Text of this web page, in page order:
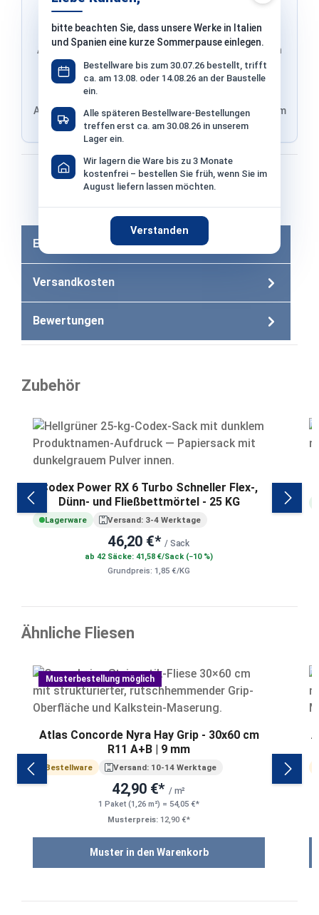
bitte beachten Sie, dass unsere Werke in Italien
und Spanien eine kurze Sommerpause einlegen.
Bestellware bis zum 30.07.26 bestellt, trifft
ca. am 13.08. oder 14.08.26 an der Baustelle
ein.
Alle späteren Bestellware-Bestellungen
treffen erst ca. am 30.08.26 in unserem
Lager ein.
Wir lagern die Ware bis zu 3 Monate
kostenfrei – bestellen Sie früh, wenn Sie im
August liefern lassen möchten.
Verstanden
Adresse & Versand werden von PayPal übernommen
Adresse von Klarna, Versand wird im finalen Schritt im
Shop ausgewählt
Bezahlen mit
Eigenschaften
Versandkosten
Bewertungen
Zubehör
Codex Power RX 6 Turbo Schneller Flex-,
Dünn- und Fließbettmörtel - 25 KG
Lagerware Versand: 3-4 Werktage
46,20 €* / Sack
ab 42 Säcke: 41,58 €/Sack (−10 %)
Grundpreis: 1,85 €/KG
Ähnliche Fliesen
Musterbestellung möglich
Atlas Concorde Nyra Hay Grip - 30x60 cm
R11 A+B | 9 mm
Bestellware Versand: 10-14 Werktage
42,90 €* / m²
1 Paket (1,26 m²) = 54,05 €*
Musterpreis: 12,90 €*
Muster in den Warenkorb